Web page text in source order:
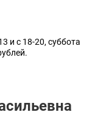
и с 18-20, суббота